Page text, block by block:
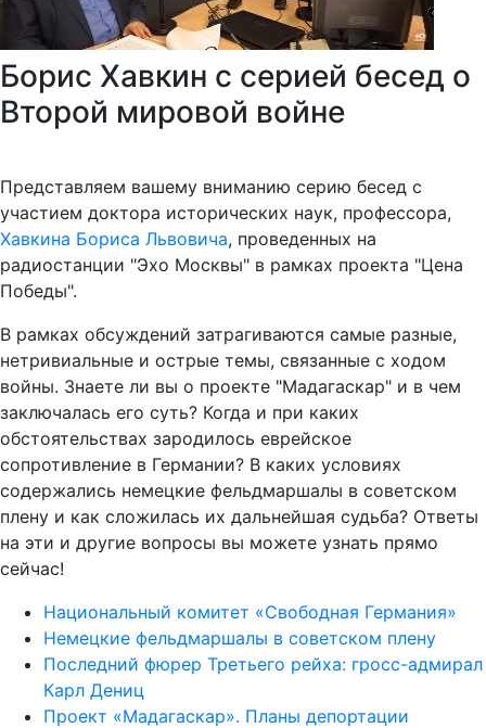
Борис Хавкин с серией бесед о
Второй мировой войне
Представляем вашему вниманию серию бесед с
участием доктора исторических наук, профессора,
Хавкина Бориса Львовича, проведенных на
радиостанции "Эхо Москвы" в рамках проекта "Цена
Победы".
В рамках обсуждений затрагиваются самые разные,
нетривиальные и острые темы, связанные с ходом
войны. Знаете ли вы о проекте "Мадагаскар" и в чем
заключалась его суть? Когда и при каких
обстоятельствах зародилось еврейское
сопротивление в Германии? В каких условиях
содержались немецкие фельдмаршалы в советском
плену и как сложилась их дальнейшая судьба? Ответы
на эти и другие вопросы вы можете узнать прямо
сейчас!
Национальный комитет «Свободная Германия»
Немецкие фельдмаршалы в советском плену
Последний фюрер Третьего рейха: гросс-адмирал
Карл Дениц
Проект «Мадагаскар». Планы депортации